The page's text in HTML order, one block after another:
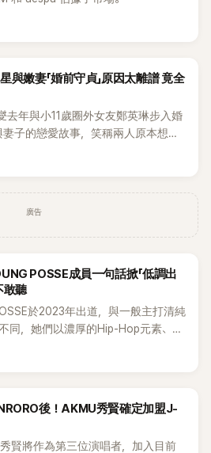
嫩妻「婚前守貞」原因太離譜 竟全
去年與小11歲圈外女友鄭英琳步入婚
子的戀愛故事，笑稱兩人原本想享
店門口時竟被路人認出，還一路替
廣告
POSSE成員一句話掀「低調出
敢聽
於2023年出道，與一般主打清純
同，她們以濃厚的Hip-Hop元素、自
為特色，MV也融入美式街頭、塗
的新生代代表之一。
後！AKMU秀賢確定加盟J-
賢將作為第三位演唱者，加入目前